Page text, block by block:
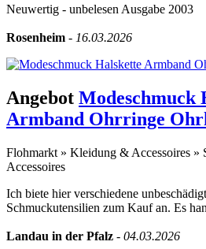
Neuwertig - unbelesen Ausgabe 2003
Rosenheim - 16.03.2026
Angebot Modeschmuck
Armband Ohrringe
Flohmarkt » Kleidung & Accessoires »
Accessoires
Ich biete hier verschiedene
Schmuckutensilien zum Kauf an. Es
Landau in der Pfalz - 04.03.2026